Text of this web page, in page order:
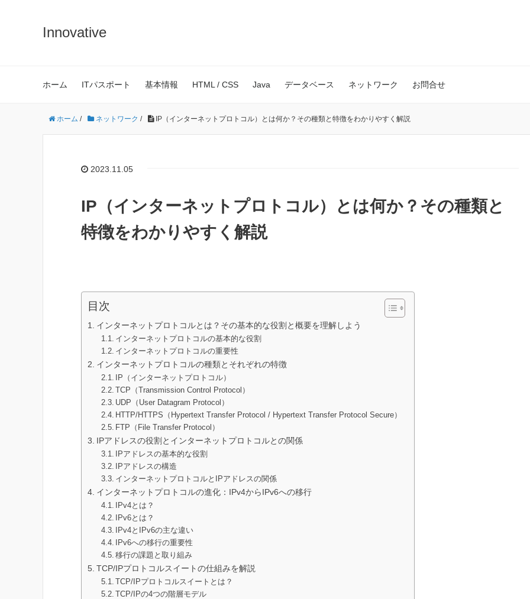
Innovative
ホーム ITパスポート 基本情報 HTML / CSS Java データベース ネットワーク お問合せ
ホーム / ネットワーク / IP（インターネットプロトコル）とは何か？その種類と特徴をわかりやすく解説
2023.11.05
IP（インターネットプロトコル）とは何か？その種類と
特徴をわかりやすく解説
目次
インターネットプロトコルとは？その基本的な役割と概要を理解しよう
インターネットプロトコルの基本的な役割
インターネットプロトコルの重要性
インターネットプロトコルの種類とそれぞれの特徴
IP（インターネットプロトコル）
TCP（Transmission Control Protocol）
UDP（User Datagram Protocol）
HTTP/HTTPS（Hypertext Transfer Protocol / Hypertext Transfer Protocol Secure）
FTP（File Transfer Protocol）
IPアドレスの役割とインターネットプロトコルとの関係
IPアドレスの基本的な役割
IPアドレスの構造
インターネットプロトコルとIPアドレスの関係
インターネットプロトコルの進化：IPv4からIPv6への移行
IPv4とは？
IPv6とは？
IPv4とIPv6の主な違い
IPv6への移行の重要性
移行の課題と取り組み
TCP/IPプロトコルスイートの仕組みを解説
TCP/IPプロトコルスイートとは？
TCP/IPの4つの階層モデル